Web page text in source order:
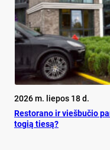
2026 m. liepos 18 d.
Res­to­ra­no ir vieš­bu­čio
to­gią tie­są?